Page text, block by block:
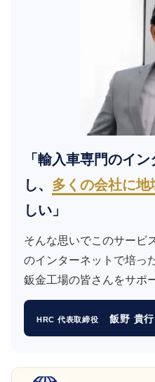
「輸入車専門のイ
し、 多くの会社に地
しい」
そんな思いでこのサービ
のインターネットで培っ
鈑金工場の皆さんをサポ
HRC 代表取締役 飯野 貴行